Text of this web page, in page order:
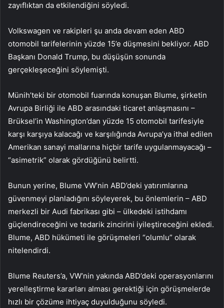
zayıflıktan da etkilendiğini söyledi.
Volkswagen ve rakipleri şu anda devam eden ABD
otomobil tarifelerinin yüzde 15’e düşmesini bekliyor. ABD
Başkanı Donald Trump, bu düşüşün sonunda
gerçekleşeceğini söylemişti.
Münih’teki bir otomobil fuarında konuşan Blume, şirketin
Avrupa Birliği ile ABD arasındaki ticaret anlaşmasını –
Brüksel’in Washington’dan yüzde 15 otomobil tarifesiyle
karşı karşıya kalacağı ve karşılığında Avrupa’ya ithal edilen
Amerikan sanayi mallarına hiçbir tarife uygulanmayacağı –
“asimetrik” olarak gördüğünü belirtti.
Bunun yerine, Blume VW’nin ABD’deki yatırımlarına
güvenmeyi planladığını söyleyerek, bu önlemlerin – ABD
merkezli bir Audi fabrikası gibi – ülkedeki istihdamı
güçlendireceğini ve tedarik zincirini iyileştireceğini ekledi.
Blume, ABD hükümeti ile görüşmeleri “olumlu” olarak
nitelendirdi.
Blume Reuters’a, VW’nin yakında ABD’deki operasyonlarını
yerelleştirme kararları alması gerektiği için görüşmelerde
hızlı bir çözüme ihtiyaç duyulduğunu söyledi.